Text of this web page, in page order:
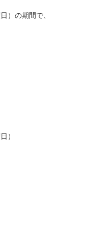
）の期間で、
）